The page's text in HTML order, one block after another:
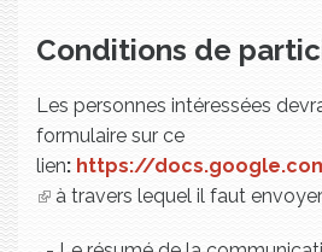
Conditions de
Les personnes intéressées
formulaire sur ce
lien: https://
(link is external)
à travers lequel il faut